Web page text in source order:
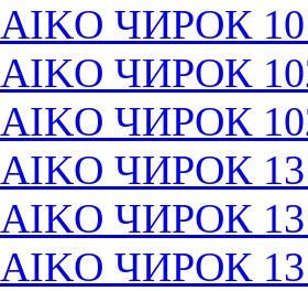
AIKO ЧИРОК
AIKO ЧИРОК
AIKO ЧИРОК
AIKO ЧИРОК
AIKO ЧИРОК
AIKO ЧИРОК